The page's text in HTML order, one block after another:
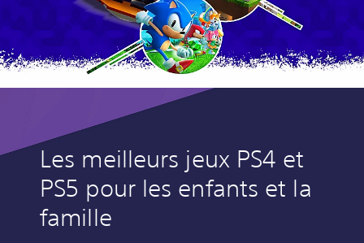
Les meilleurs jeux PS4 et
PS5 pour les enfants et la
famille